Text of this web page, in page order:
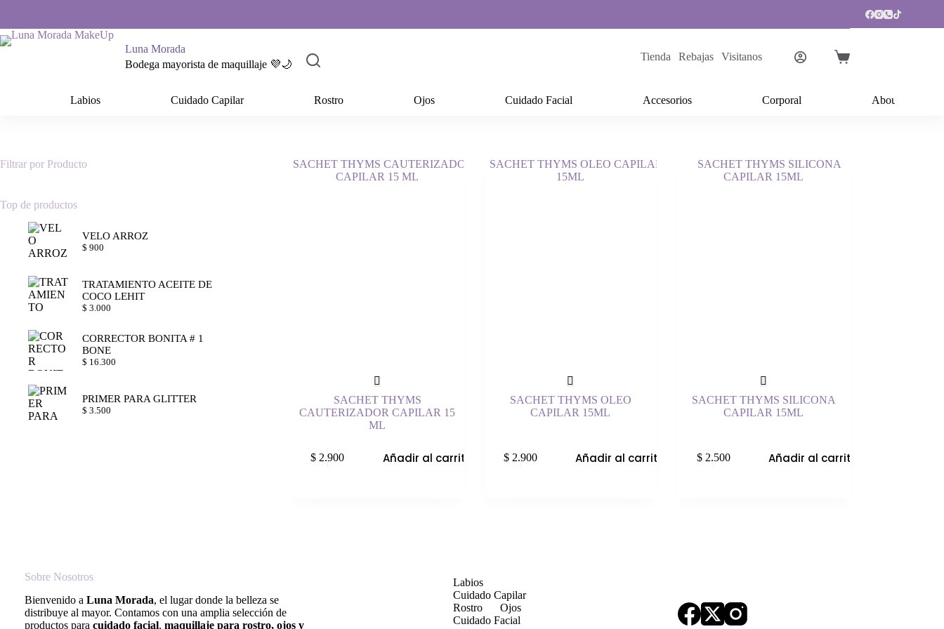
contenido
Luna Morada
Bodega mayorista de maquillaje 💜🌙
Tienda Rebajas Visitanos
Carro
Labios
Cuidado Capilar Rostro Ojos Cuidado Facial Accesorios Corporal About Us
SACHET THYMS
CAUTERIZADOR CAPILAR 15
ML
$ 2.900 Añadir al carrito
SACHET THYMS OLEO
CAPILAR 15ML
$ 2.900 Añadir al carrito
SACHET THYMS SILICONA
CAPILAR 15ML
$2.500 Añadir al carrito
Filtrar por Producto
Top de productos
VELO ARROZ
$ 900
TRATAMIENTO ACEITE DE
COCO LEHIT
$ 3.000
CORRECTOR BONITA # 1
BONE
$ 16.300
PRIMER PARA GLITTER
$ 3.500
Sobre Nosotros
Bienvenido a Luna Morada, el lugar donde la belleza se
distribuye al mayor. Contamos con una amplia selección de
productos para cuidado facial, maquillaje para rostro, ojos y
Labios
Cuidado Capilar
Rostro
Ojos
Cuidado Facial